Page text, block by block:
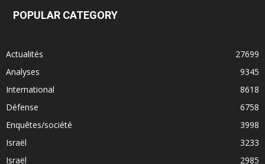
POPULAR CATEGORY
Actualités
27699
Analyses
9345
International
8618
Défense
6758
Enquêtes/société
3998
Israël
3233
Israël
2985